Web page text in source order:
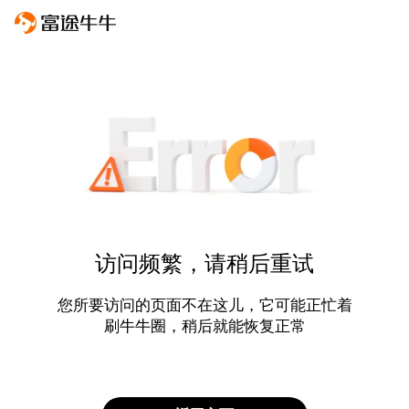
访问频繁，请稍后重试
您所要访问的页面不在这儿，它可能正忙着
刷牛牛圈，稍后就能恢复正常